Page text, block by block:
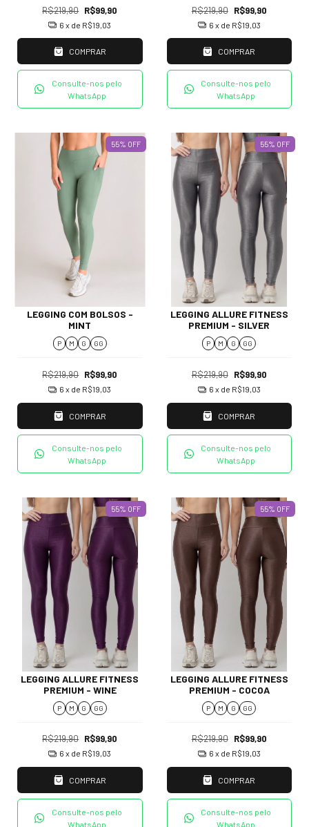
R$219,90 R$99,90
6 x de R$19,03
COMPRAR
Consulte-nos pelo
WhatsApp
R$219,90 R$99,90
6 x de R$19,03
COMPRAR
Consulte-nos pelo
WhatsApp
55% OFF
LEGGING COM BOLSOS -
MINT
P M G GG
R$219,90 R$99,90
6 x de R$19,03
COMPRAR
Consulte-nos pelo
WhatsApp
55% OFF
LEGGING ALLURE FITNESS
PREMIUM - SILVER
P M G GG
R$219,90 R$99,90
6 x de R$19,03
COMPRAR
Consulte-nos pelo
WhatsApp
55% OFF
LEGGING ALLURE FITNESS
PREMIUM - WINE
P M G GG
R$219,90 R$99,90
6 x de R$19,03
COMPRAR
Consulte-nos pelo
WhatsApp
55% OFF
LEGGING ALLURE FITNESS
PREMIUM - COCOA
P M G GG
R$219,90 R$99,90
6 x de R$19,03
COMPRAR
Consulte-nos pelo
WhatsApp